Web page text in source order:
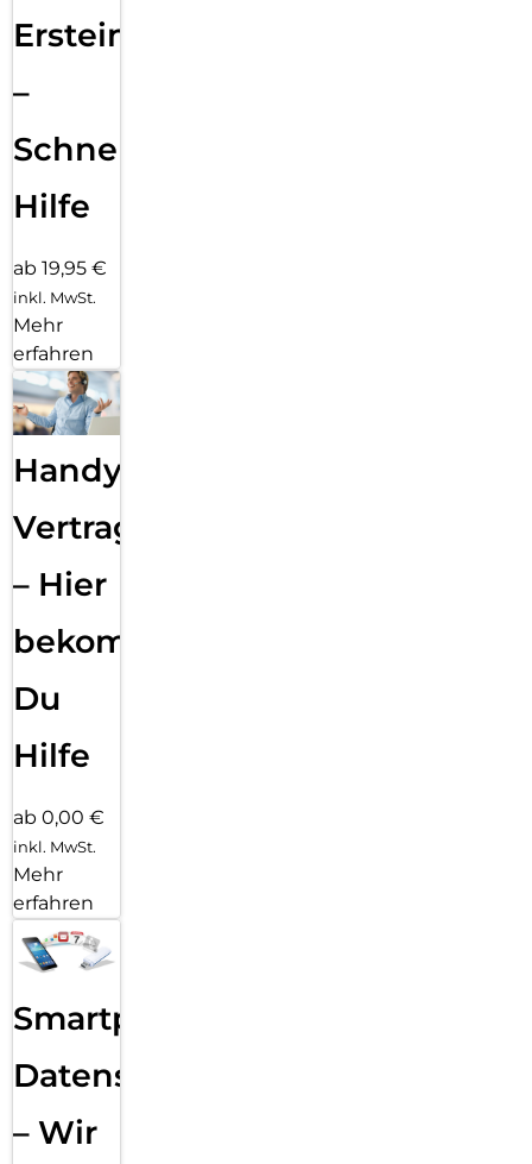
Ersteinrichtung
–
Schnelle
Hilfe
ab 19,95 €
inkl. MwSt.
Mehr
erfahren
Handy
Vertragsabwicklung
– Hier
bekommst
Du
Hilfe
ab 0,00 €
inkl. MwSt.
Mehr
erfahren
Smartphone
Datensicherung
– Wir